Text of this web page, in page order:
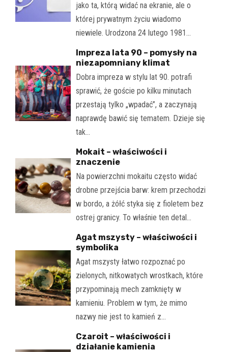
jako ta, którą widać na ekranie, ale o
której prywatnym życiu wiadomo
niewiele. Urodzona 24 lutego 1981…
Impreza lata 90 – pomysły na
niezapomniany klimat
Dobra impreza w stylu lat 90. potrafi
sprawić, że goście po kilku minutach
przestają tylko „wpadać”, a zaczynają
naprawdę bawić się tematem. Dzieje się
tak…
Mokait – właściwości i
znaczenie
Na powierzchni mokaitu często widać
drobne przejścia barw: krem przechodzi
w bordo, a żółć styka się z fioletem bez
ostrej granicy. To właśnie ten detal…
Agat mszysty – właściwości i
symbolika
Agat mszysty łatwo rozpoznać po
zielonych, nitkowatych wrostkach, które
przypominają mech zamknięty w
kamieniu. Problem w tym, że mimo
nazwy nie jest to kamień z…
Czaroit – właściwości i
działanie kamienia